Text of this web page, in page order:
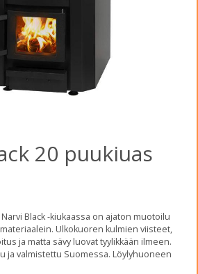
20 puukiuas
Black -kiukaassa on ajaton muotoilu
Ulkokuoren kulmien viisteet,
ja matta sävy luovat tyylikkään ilmeen.
ja valmistettu Suomessa. Löylyhuoneen